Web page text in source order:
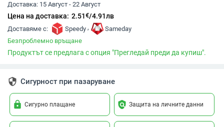
Доставка: 15 Август - 22 Август
Цена на доставка: 2.51€/4.91лв
Доставяме с: Speedy ,
Sameday
Безпроблемно връщане
Продуктът се предлага с опция "Прегледай преди да купиш".
security Сигурност при пазаруване
lock Сигурно плащане policy Защита на личните данни